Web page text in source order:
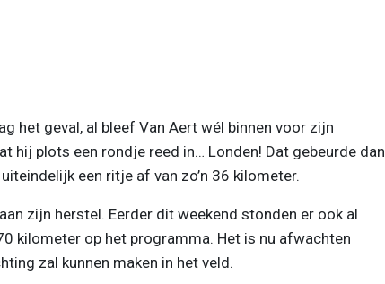
het geval, al bleef Van Aert wél binnen voor zijn
hij plots een rondje reed in… Londen! Dat gebeurde dan
een ritje af van zo’n 36 kilometer.
zijn herstel. Eerder dit weekend stonden er ook al
kilometer op het programma. Het is nu afwachten
zal kunnen maken in het veld.